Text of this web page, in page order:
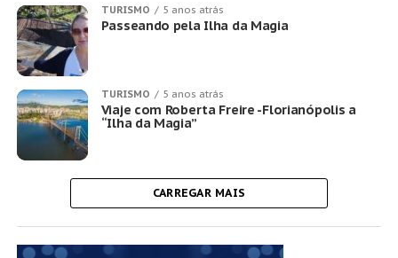
TURISMO 5 anos atrás
Passeando pela Ilha da Magia
TURISMO 5 anos atrás
Viaje com Roberta Freire -Florianópolis a
“Ilha da Magia”
CARREGAR MAIS